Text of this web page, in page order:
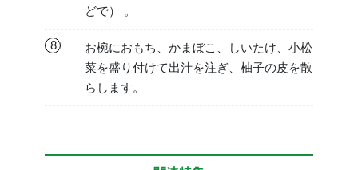
どで） 。
8
お椀におもち、かまぼこ、しいたけ、小松
菜を盛り付けて出汁を注ぎ、柚子の皮を散
らします。